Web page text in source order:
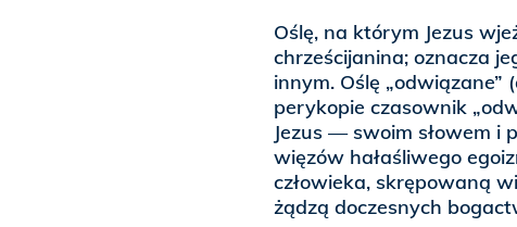
Oślę, na którym Jezus
chrześcijanina; oznacza
innym. Oślę
perykopie czasownik
Jezus — swoim słowem i
więzów hałaśliwego
człowieka, skrępowaną
żądzą doczesnych